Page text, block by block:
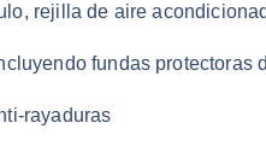
rejilla de aire
fundas protectoras
rayaduras